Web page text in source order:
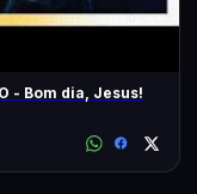
- Bom dia, Jesus!